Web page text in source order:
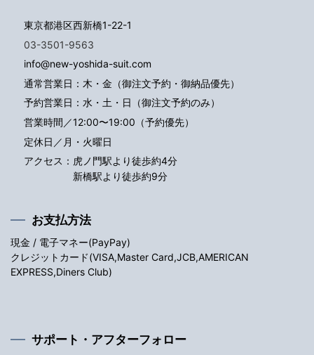
東京都港区西新橋1-22-1
03-3501-9563
info@new-yoshida-suit.com
通常営業日：木・金（御注文予約・御納品優先）
予約営業日：水・土・日（御注文予約のみ）
営業時間／12:00〜19:00（予約優先）
定休日／月・火曜日
アクセス： 虎ノ門駅より徒歩約4分
新橋駅より徒歩約9分
お支払方法
現金 / 電子マネー(PayPay)
クレジットカード(VISA,Master Card,JCB,AMERICAN
EXPRESS,Diners Club)
サポート・アフターフォロー